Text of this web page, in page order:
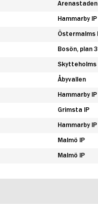
Arenastaden
Hammarby IP
Östermalms
Bosön, plan 3
Skytteholms
Åbyvallen
Hammarby IP
Grimsta IP
Hammarby IP
Malmö IP
Malmö IP